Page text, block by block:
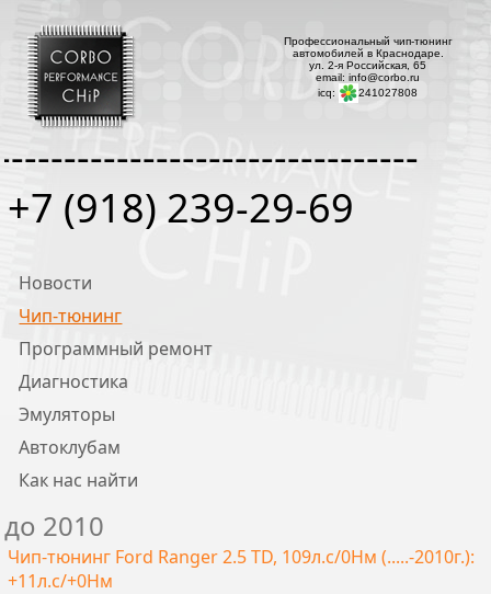
+7 (918) 239-29-69
Профессиональный чип-тюнинг
автомобилей в Краснодаре.
ул. 2-я Российская, 65
email: info@corbo.ru
icq:
241027808
Новости
Чип-тюнинг
Программный ремонт
Диагностика
Эмуляторы
Автоклубам
Как нас найти
до 2010
Чип-тюнинг Ford Ranger 2.5 TD, 109л.с/0Нм (.....-2010г.):
+11л.с/+0Нм